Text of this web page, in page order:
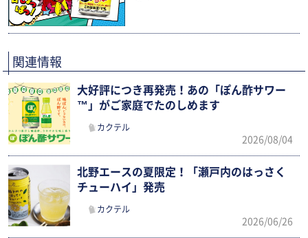
関連情報
大好評につき再発売！あの「ぽん酢サワー
™」がご家庭でたのしめます
カクテル
2026/08/04
北野エースの夏限定！「瀬戸内のはっさく
チューハイ」発売
カクテル
2026/06/26